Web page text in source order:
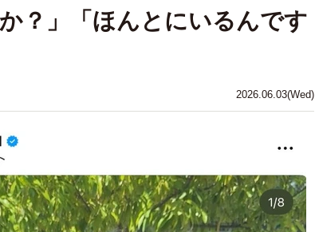
2026.06.03(Wed)
？」「ほんとにいるんです